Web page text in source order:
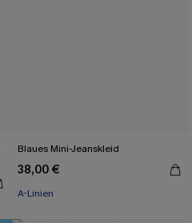
Blaues Mini-Jeanskleid
38,00 €
A-Linien